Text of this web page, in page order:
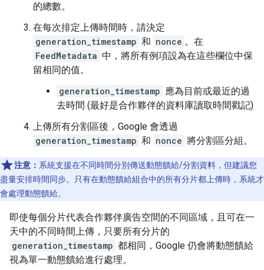
的總數。
在每次排定上傳時間時，請決定
generation_timestamp 和 nonce 。在
FeedMetadata 中，將所有例項設為在這些欄位中保
留相同的值。
generation_timestamp 應為目前或最近的過
去時間 (最好是合作夥伴的資料庫讀取時間戳記)
上傳所有分割區後，Google 會透過
generation_timestamp 和 nonce 將分割區分組。
注意： 系統支援在不同時間分別傳送動態饋給/分割資料，但建議您
盡量安排時間同步。只有在動態饋給組合中的所有分片都上傳時，系統才
會處理動態饋給。
即使每個分片代表合作夥伴廣告空間的不同區域，且可在一
天中的不同時間上傳，只要所有分片的
generation_timestamp 都相同，Google 仍會將動態饋給
視為單一動態饋給進行處理。